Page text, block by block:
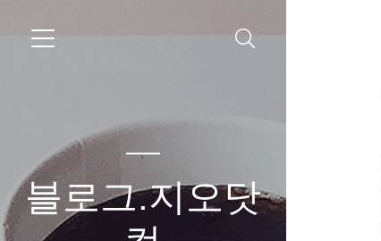
블로그.지오닷